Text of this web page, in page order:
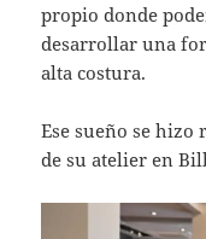
propio donde
desarrollar una
alta costura.
Ese sueño se hizo
de su atelier en